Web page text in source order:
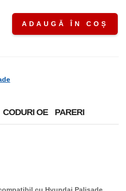
ADAUGĂ ÎN COȘ
CODURI OE PARERI